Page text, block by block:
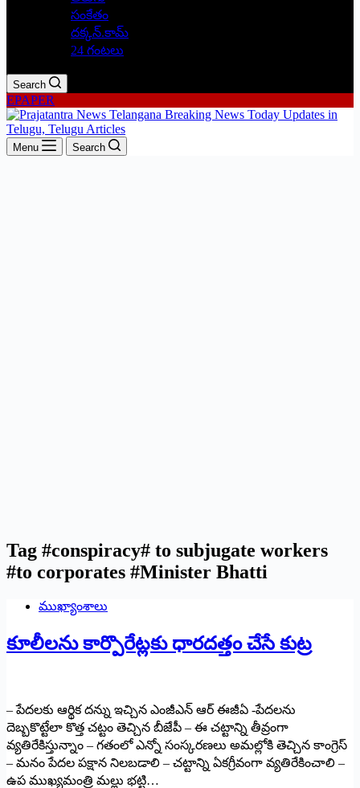
సంకేతం
దక్కన్.కామ్
24 గంటలు
Search
EPAPER
Menu Search
Tag #conspiracy# to subjugate workers
#to corporates #Minister Bhatti
ముఖ్యాంశాలు
కూలీల‌ను కార్పొరేట్ల‌కు ధార‌ద‌త్తం చేసే కుట్ర‌
– పేద‌ల‌కు ఆర్థిక ద‌న్ను ఇచ్చిన ఎంజీఎన్ ఆర్ ఈజీఏ -పేద‌ల‌ను
దెబ్బ‌కొట్టేలా కొత్త చ‌ట్టం తెచ్చిన బీజేపీ – ఈ చ‌ట్టాన్ని తీవ్రంగా
వ్య‌తిరేకిస్తున్నాం – గ‌తంలో ఎన్నో సంస్క‌ర‌ణ‌లు అమ‌ల్లోకి తెచ్చిన కాంగ్రెస్‌
– మ‌నం పేద‌ల ప‌క్షాన నిల‌బ‌డాలి – చ‌ట్టాన్ని ఏక‌గ్రీవంగా వ్య‌తిరేకించాలి –
ఉప‌ ముఖ్య‌మంత్రి మ‌ల్లు భ‌ట్టి…